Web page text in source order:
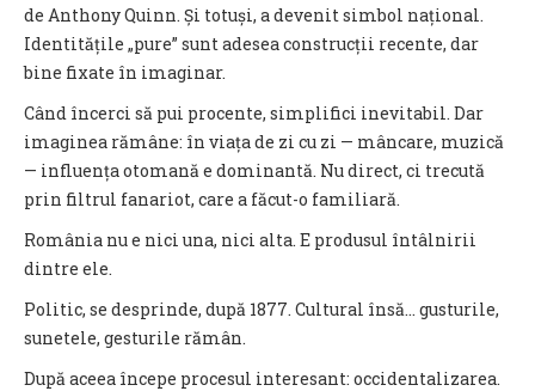
de Anthony Quinn. Și totuși, a devenit simbol național.
Identitățile „pure” sunt adesea construcții recente, dar
bine fixate în imaginar.
Când încerci să pui procente, simplifici inevitabil. Dar
imaginea rămâne: în viața de zi cu zi — mâncare, muzică
— influența otomană e dominantă. Nu direct, ci trecută
prin filtrul fanariot, care a făcut-o familiară.
România nu e nici una, nici alta. E produsul întâlnirii
dintre ele.
Politic, se desprinde, după 1877. Cultural însă... gusturile,
sunetele, gesturile rămân.
După aceea începe procesul interesant: occidentalizarea.